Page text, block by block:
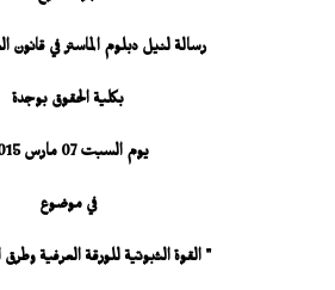
رسالة لنيل دبلوم الماستر في قانون
بكلية الحقوق بوجدة
يوم السبت 07 مارس 2015
في موضوع
" القوة الثبوتية للورقة العرفية